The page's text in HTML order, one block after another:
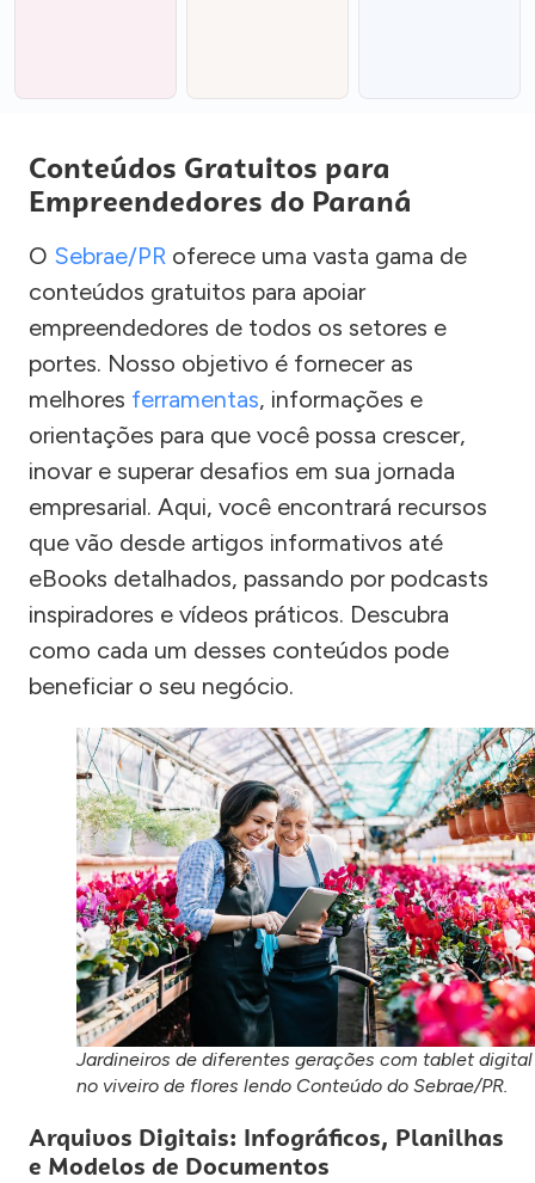
Conteúdos Gratuitos para
Empreendedores do Paraná
O Sebrae/PR oferece uma vasta gama de
conteúdos gratuitos para apoiar
empreendedores de todos os setores e
portes. Nosso objetivo é fornecer as
melhores ferramentas, informações e
orientações para que você possa crescer,
inovar e superar desafios em sua jornada
empresarial. Aqui, você encontrará recursos
que vão desde artigos informativos até
eBooks detalhados, passando por podcasts
inspiradores e vídeos práticos. Descubra
como cada um desses conteúdos pode
beneficiar o seu negócio.
Jardineiros de diferentes gerações com tablet digital
no viveiro de flores lendo Conteúdo do Sebrae/PR.
Arquivos Digitais: Infográficos, Planilhas
e Modelos de Documentos